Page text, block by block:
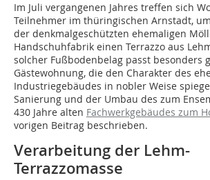
Im Juli vergangenen Jahres treffen sich
Teilnehmer im thüringischen Arnstadt,
der denkmalgeschützten ehemaligen
Handschuhfabrik einen Terrazzo aus
solcher Fußbodenbelag passt besonders
Gästewohnung, die den Charakter des
Industriegebäudes in nobler ­Weise
Sanierung und der Umbau des zum
430 Jahre alten Fachwerk­gebäudes zum
vorigen Beitrag beschrieben.
Verarbeitung der Lehm-
Terrazzomasse